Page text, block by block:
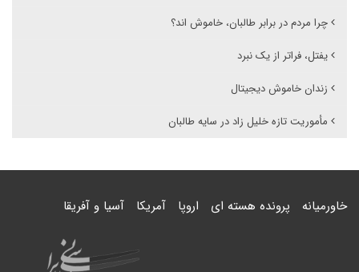
چرا مردم در برابر طالبان، خاموش اند؟
یفتل، فراتر از یک نبرد
زندان خاموش دیجیتال
مأموریت تازه خلیل زاد در سایه طالبان
خاورمیانه پرونده هسته ای اروپا آمریکا آسیا و آفریقا